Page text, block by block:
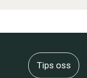
Tips oss